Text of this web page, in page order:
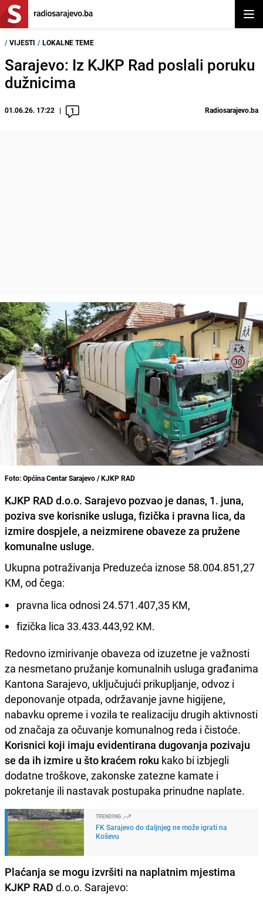
/ VIJESTI / LOKALNE TEME
Sarajevo: Iz KJKP Rad poslali poruku
dužnicima
01.06.26. 17:22 1 Radiosarajevo.ba
Foto: Općina Centar Sarajevo / KJKP RAD
KJKP RAD d.o.o. Sarajevo pozvao je danas, 1. juna,
poziva sve korisnike usluga, fizička i pravna lica, da
izmire dospjele, a neizmirene obaveze za pružene
komunalne usluge.
Ukupna potraživanja Preduzeća iznose 58.004.851,27
KM, od čega:
pravna lica odnosi 24.571.407,35 KM,
fizička lica 33.433.443,92 KM.
Redovno izmirivanje obaveza od izuzetne je važnosti
za nesmetano pružanje komunalnih usluga građanima
Kantona Sarajevo, uključujući prikupljanje, odvoz i
deponovanje otpada, održavanje javne higijene,
nabavku opreme i vozila te realizaciju drugih aktivnosti
od značaja za očuvanje komunalnog reda i čistoće.
Korisnici koji imaju evidentirana dugovanja pozivaju
se da ih izmire u što kraćem roku kako bi izbjegli
dodatne troškove, zakonske zatezne kamate i
pokretanje ili nastavak postupaka prinudne naplate.
TRENDING
FK Sarajevo do daljnjeg ne može igrati na
Koševu
Plaćanja se mogu izvršiti na naplatnim mjestima
KJKP RAD d.o.o. Sarajevo: